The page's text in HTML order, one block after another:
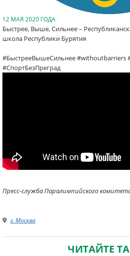
12 МАЯ 2020 ГОДА
Быстрее, Выше, Сильнее –
школа Республики Бурятия
#БыстрееВышеСильнее #withoutbarriers
#СпортБезПреград
Пресс-служба Паралимпийского
г. Москва
ЧИТАЙТЕ